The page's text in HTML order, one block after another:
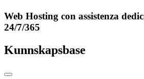
Web Hosting con assistenza
24/7/365
Kunnskapsbase